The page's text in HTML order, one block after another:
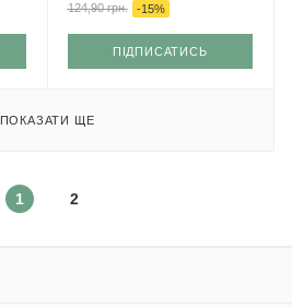
124,90грн. -15%
ПІДПИСАТИСЬ
ПОКАЗАТИ ЩЕ
1 2